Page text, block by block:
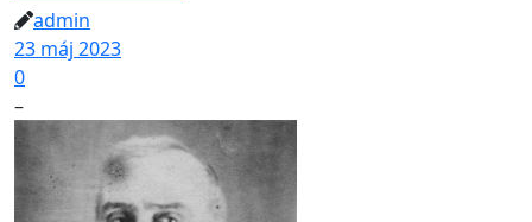
admin
23 máj 2023
0
–